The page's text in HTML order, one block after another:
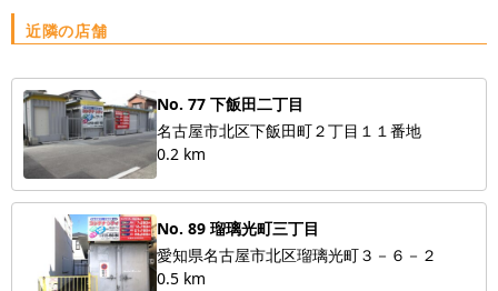
近隣の店舗
No. 77 下飯田二丁目
名古屋市北区下飯田町２丁目１１番地
0.2 km
No. 89 瑠璃光町三丁目
愛知県名古屋市北区瑠璃光町３－６－２
0.5 km